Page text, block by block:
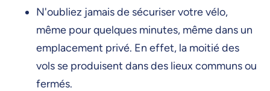
N'oubliez jamais de sécuriser votre vélo,
même pour quelques minutes, même dans un
emplacement privé. En effet, la moitié des
vols se produisent dans des lieux communs ou
fermés.